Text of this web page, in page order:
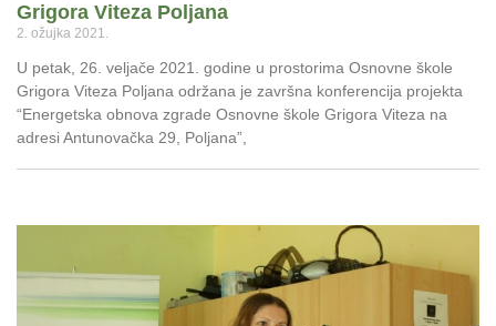
Grigora Viteza Poljana
2. ožujka 2021.
U petak, 26. veljače 2021. godine u prostorima Osnovne škole
Grigora Viteza Poljana održana je završna konferencija projekta
“Energetska obnova zgrade Osnovne škole Grigora Viteza na
adresi Antunovačka 29, Poljana”,